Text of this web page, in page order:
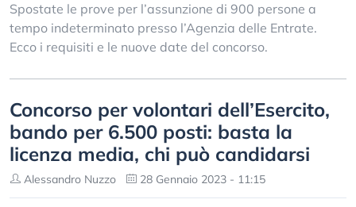
Spostate le prove per l’assunzione di 900 persone a
tempo indeterminato presso l’Agenzia delle Entrate.
Ecco i requisiti e le nuove date del concorso.
Concorso per volontari dell’Esercito,
bando per 6.500 posti: basta la
licenza media, chi può candidarsi
Alessandro Nuzzo 28 Gennaio 2023 - 11:15